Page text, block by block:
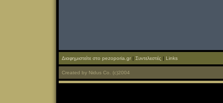
Διαφημιστείτε στο pezoporia.gr | Συντελεστές | Links
Created by Nidus Co. (c)2004